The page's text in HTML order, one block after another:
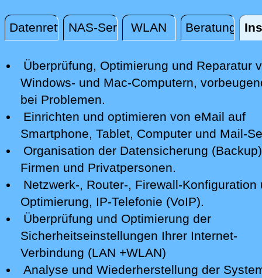
DatenrettungNAS-ServerWLAN Beratung
Installation / Konfiguration
Überprüfung, Optimierung und Reparatur
Windows- und Mac-Computern,
bei Problemen.
Einrichten und optimieren von eMail auf
Smartphone, Tablet, Computerund Mail-
Organisation der Datensicherung
Firmen und Privatpersonen.
Netzwerk-, Router-, Firewall-Konfiguration
Optimierung, IP-Telefonie (VoIP).
Überprüfung und Optimierung der
Sicherheitseinstellungen Ihrer Internet-
Verbindung (LAN +WLAN)
Analyse und Wiederherstellung der